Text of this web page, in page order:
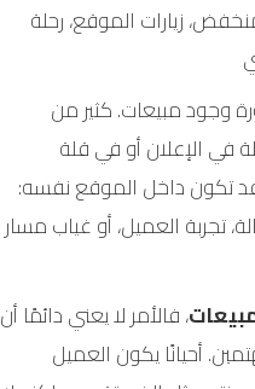
زيارات الموقع، رحلة
وجود مبيعات. كثير من
في الإعلان أو في قلة
قد تكون داخل الموقع نفسه:
تجربة العميل، أو غياب مسار
، فالأمر لا يعني دائمًا أن
أحيانًا يكون العميل